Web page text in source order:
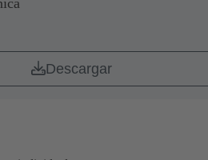
Descargar